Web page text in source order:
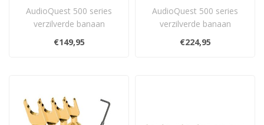
AudioQuest 500 series
verzilverde banaan
connectoren zijn gemaakt
van paars kope..
€149,95
AudioQuest 500 series
verzilverde banaan
connectoren zijn gemaakt
van paars kope..
€224,95